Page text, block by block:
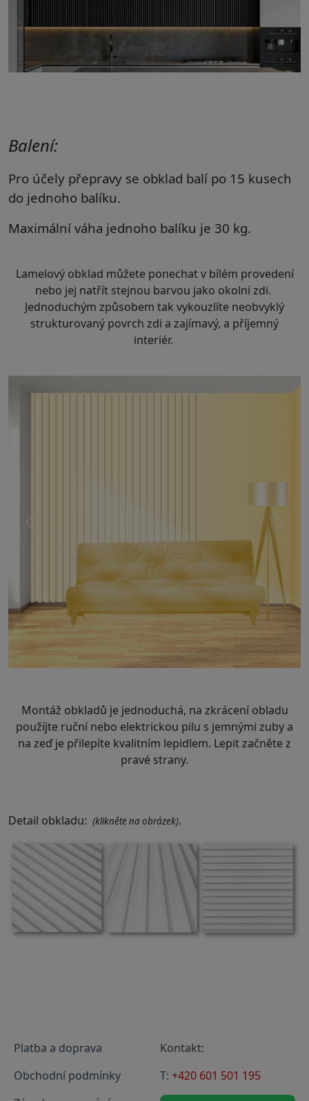
Balení:
Pro účely přepravy se obklad balí po 15 kusech
do jednoho balíku.
Maximální váha jednoho balíku je 30 kg.
Lamelový obklad můžete ponechat v bílém provedení
nebo jej natřít stejnou barvou jako okolní zdi.
Jednoduchým způsobem tak vykouzlíte neobvyklý
strukturovaný povrch zdi a zajímavý, a příjemný
interiér.
Předchozí Další
Montáž obkladů je jednoduchá, na zkrácení obladu
použíjte ruční nebo elektrickou pilu s jemnými zuby a
na zeď je přilepíte kvalitním lepidlem. Lepit začněte z
pravé strany.
Detail obkladu: (klikněte na obrázek).
Platba a doprava
Obchodní podmínky
Kontakt:
T: +420 601 501 195